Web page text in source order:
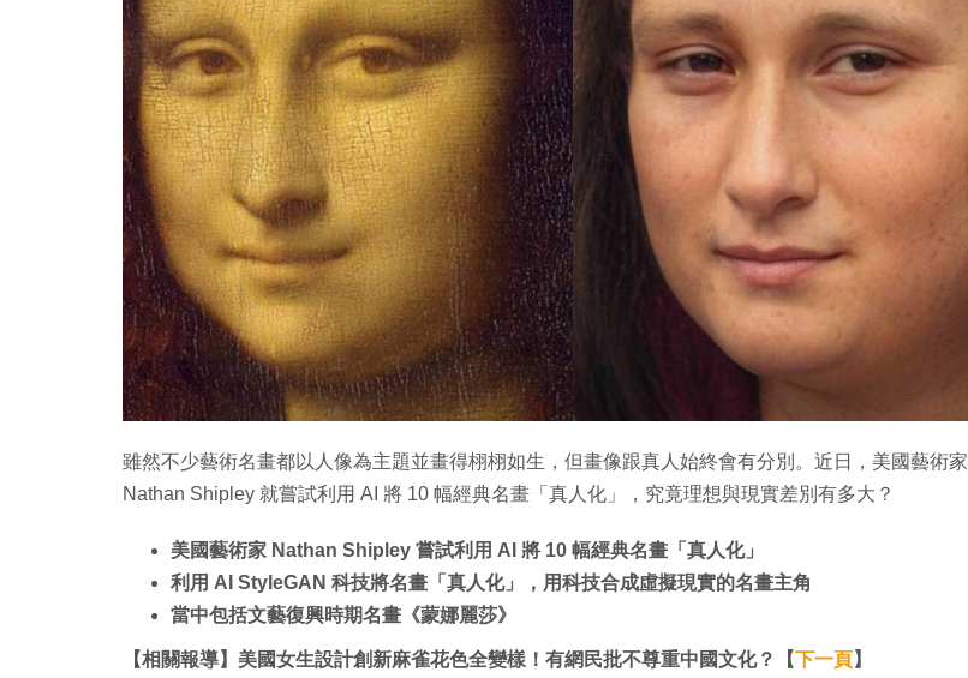
雖然不少藝術名畫都以人像為主題並畫得栩栩如生，但畫像跟真人始終會有分別。近日，美國藝術家
Nathan Shipley 就嘗試利用 AI 將 10 幅經典名畫「真人化」，究竟理想與現實差別有多大？
美國藝術家 Nathan Shipley 嘗試利用 AI 將 10 幅經典名畫「真人化」
利用 AI StyleGAN 科技將名畫「真人化」，用科技合成虛擬現實的名畫主角
當中包括文藝復興時期名畫《蒙娜麗莎》
【相關報導】美國女生設計創新麻雀花色全變樣！有網民批不尊重中國文化？【下一頁】
Link